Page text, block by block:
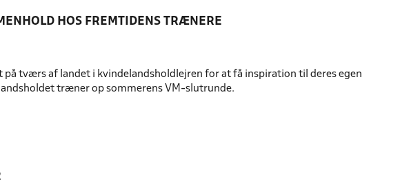
HOS FREMTIDENS TRÆNERE
tværs af landet i kvindelandsholdlejren for at få inspiration til deres egen
træner op sommerens VM-slutrunde.